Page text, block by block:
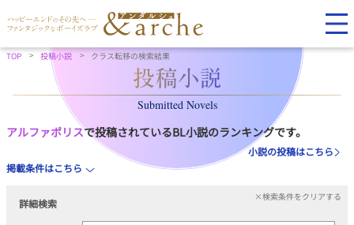
TOP 投稿小説 クラス転移の検索結果
Submitted Novels
アルファポリスで投稿されているBL小説のランキングです。
小説の投稿はこちら
掲載条件はこちら
詳細検索
×検索条件をクリアする